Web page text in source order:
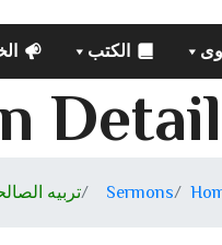
الكتب
Sermons تربيه